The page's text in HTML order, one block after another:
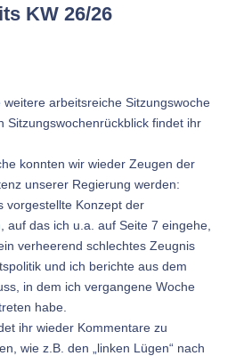
KW 26/26
arbeitsreiche Sitzungswoche
Sitzungswochenrückblick findet ihr
konnten wir wieder Zeugen der
unserer Regierung werden:
vorgestellte Konzept der
auf das ich u.a. auf Seite 7 eingehe,
verheerend schlechtes Zeugnis
und ich berichte aus dem
in dem ich vergangene Woche
habe.
ihr wieder Kommentare zu
wie z.B. den „linken Lügen“ nach